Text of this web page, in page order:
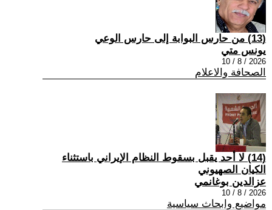
(13) من حارس البوابة إلى حارس الوعي
يونس متي
2026 / 8 / 10
الصحافة والاعلام
(14) لا أحد يقبل بسقوط النظام الإيراني باستثناء
الكيان الصهيوني
عزالدين بوغانمي
2026 / 8 / 10
مواضيع وابحاث سياسية